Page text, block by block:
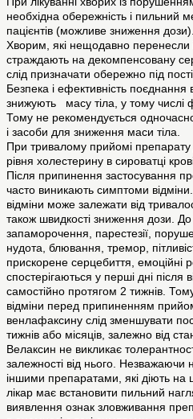
необхідна обережність і пильний
пацієнтів (можливе зниження дози).
Хворим, які нещодавно перенесли
страждають на декомпенсовану
слід призначати обережно під
Безпека і ефективність
знижують масу тіла, у тому числі
Тому не рекомендується
і засоби для зниження маси тіла.
При тривалому прийомі
рівня холестерину в сироватці
Після припинення застосування
часто виникають симптоми
відміни може залежати від
також швидкості зниження дози.
запаморочення, парестезії,
нудота, блювання, тремор,
прискорене серцебиття, емоційні
спостерігаються у перші дні після
самостійно протягом 2 тижнів.
відміни перед припиненням
венлафаксину слід зменшувати
тижнів або місяців, залежно від
Велаксин не викликає
залежності від нього. Незважаючи
іншими препаратами, які діють на
лікар має встановити пильний
виявлення ознак зловживання